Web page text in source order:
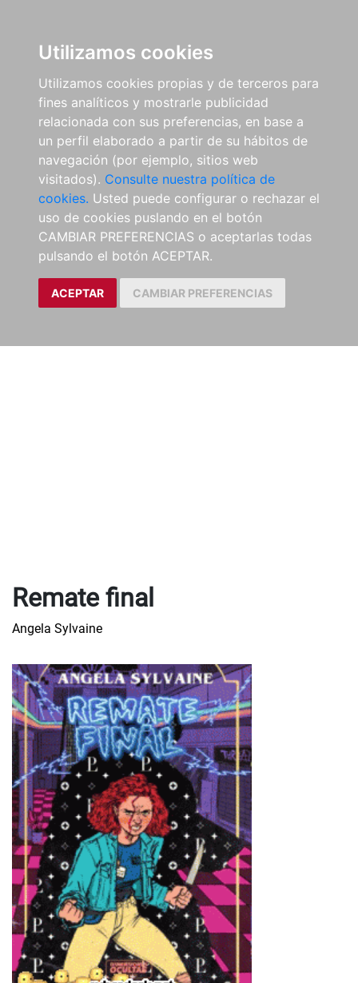
Utilizamos cookies
Utilizamos cookies propias y de terceros para
fines analíticos y mostrarle publicidad
relacionada con sus preferencias, en base a
un perfil elaborado a partir de su hábitos de
navegación (por ejemplo, sitios web
visitados). Consulte nuestra política de
cookies. Usted puede configurar o rechazar el
uso de cookies puslando en el botón
CAMBIAR PREFERENCIAS o aceptarlas todas
pulsando el botón ACEPTAR.
ACEPTAR CAMBIAR PREFERENCIAS
Remate final
Angela Sylvaine